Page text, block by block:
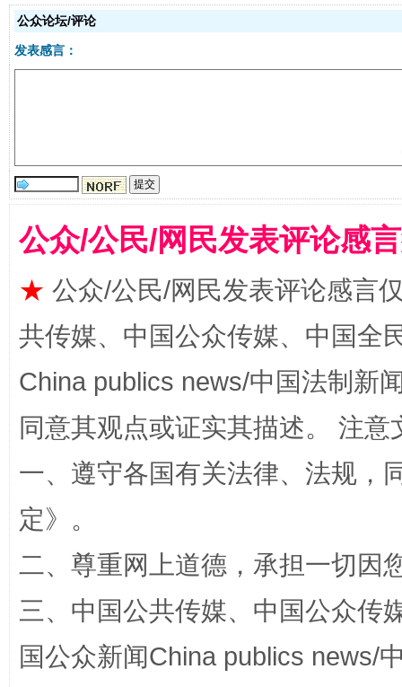
阿坝州三大球赛在茂县开幕 规模
国家大学科技园优化重塑工作
扯下公款旅游的“隐身衣” 如何以
公众论坛/评论
发表感言：
公众/公民/网民发表评论感
★ 公众/公民/网民发表评论感言
共传媒、中国公众传媒、中国全
China publics news/中国法制新
同意其观点或证实其描述。 注
一、遵守各国有关法律、法规，
定》。
二、尊重网上道德，承担一切因
三、中国公共传媒、中国公众传
国公众新闻China publics news/